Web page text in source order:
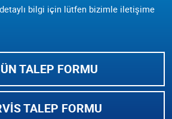
bilgi için lütfen bizimle iletişime
TALEP FORMU
TALEP FORMU